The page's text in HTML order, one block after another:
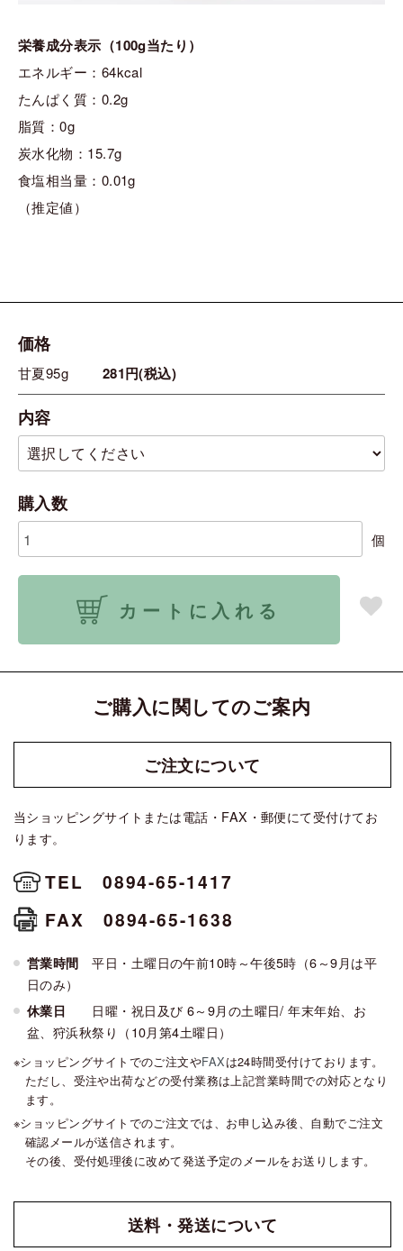
栄養成分表示（100g当たり）
エネルギー：64kcal
たんぱく質：0.2g
脂質：0g
炭水化物：15.7g
食塩相当量：0.01g
（推定値）
価格
甘夏95g 281円(税込)
内容
購入数
個
カートに入れる
ご購入に関してのご案内
ご注文について
当ショッピングサイトまたは電話・FAX・郵便にて受付けてお
ります。
TEL 0894-65-1417
FAX 0894-65-1638
営業時間 平日・土曜日の午前10時～午後5時（6～9月は平
日のみ）
休業日 日曜・祝日及び 6～9月の土曜日/ 年末年始、お
盆、狩浜秋祭り（10月第4土曜日）
ショッピングサイトでのご注文やFAXは24時間受付けております。
ただし、受注や出荷などの受付業務は上記営業時間での対応となり
ます。
ショッピングサイトでのご注文では、お申し込み後、自動でご注文
確認メールが送信されます。
その後、受付処理後に改めて発送予定のメールをお送りします。
送料・発送について